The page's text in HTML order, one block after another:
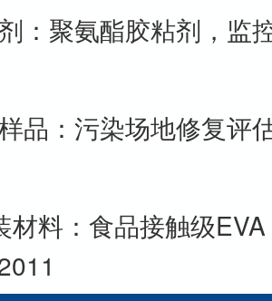
：聚氨酯胶粘剂，监
品：污染场地修复评
材料：食品接触级